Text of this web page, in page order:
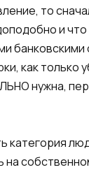
то
и что
банковскими
как только
нужна,
категория
на